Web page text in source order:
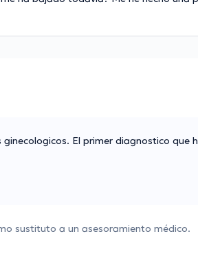
El primer diagnostico que
sustituto a un asesoramiento médico.